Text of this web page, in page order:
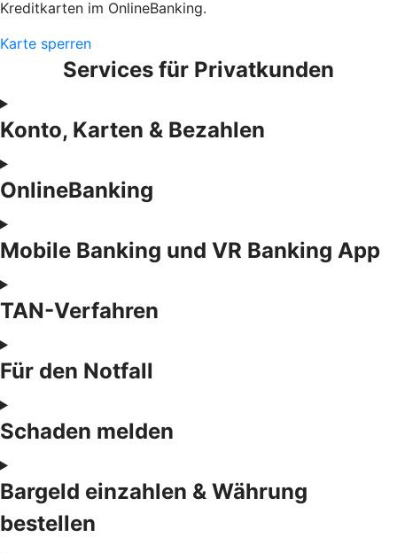
Kreditkarten im OnlineBanking.
Karte sperren
Services für Privatkunden
Konto, Karten & Bezahlen
OnlineBanking
Mobile Banking und VR Banking App
TAN-Verfahren
Für den Notfall
Schaden melden
Bargeld einzahlen & Währung
bestellen